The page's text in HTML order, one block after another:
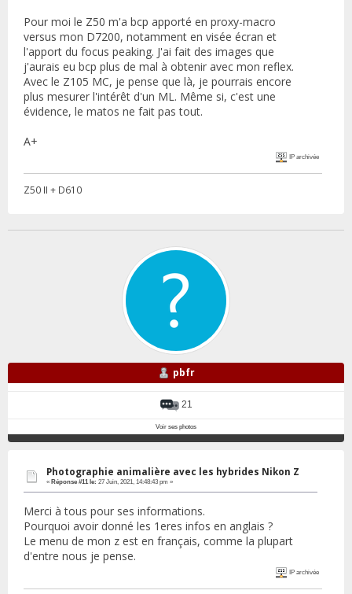
Pour moi le Z50 m'a bcp apporté en proxy-macro
versus mon D7200, notamment en visée écran et
l'apport du focus peaking. J'ai fait des images que
j'aurais eu bcp plus de mal à obtenir avec mon reflex.
Avec le Z105 MC, je pense que là, je pourrais encore
plus mesurer l'intérêt d'un ML. Même si, c'est une
évidence, le matos ne fait pas tout.
A+
IP archivée
Z50 II + D610
pbfr
21
Voir ses photos
Photographie animalière avec les hybrides Nikon Z
« Réponse #11 le: 27 Juin, 2021, 14:48:43 pm »
Merci à tous pour ses informations.
Pourquoi avoir donné les 1eres infos en anglais ?
Le menu de mon z est en français, comme la plupart
d'entre nous je pense.
IP archivée